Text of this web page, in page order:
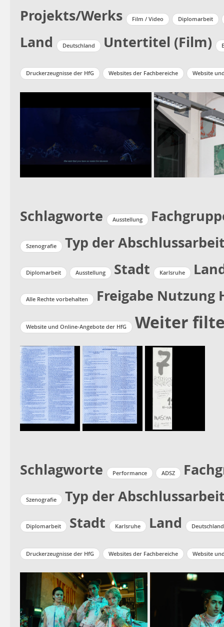
Projekts/Werks Film / Video Diplomarbeit
Land Deutschland Untertitel (Film)
Druckerzeugnisse der HfG Websites der Fachbereiche Website
Schlagworte Ausstellung
Szenografie Typ der
Diplomarbeit Ausstellung Stadt Karlsruhe
Alle Rechte vorbehalten Freigabe Nutzung
Website und Online-Angebote der HfG Weiter
Schlagworte Performance ADSZ
Szenografie Typ der
Diplomarbeit Stadt Karlsruhe Land Deutschland
Druckerzeugnisse der HfG Websites der Fachbereiche Website